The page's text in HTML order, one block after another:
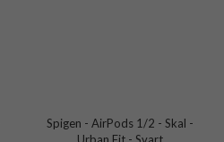
Spigen - AirPods 1/2 - Skal -
Urban Fit - Svart